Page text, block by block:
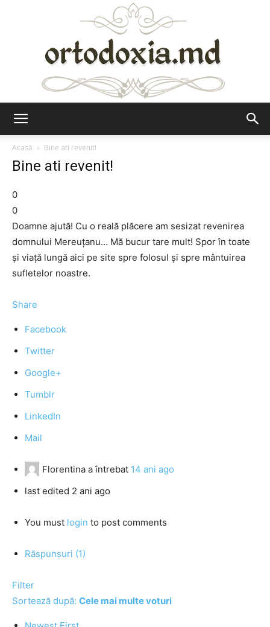
Acasă
Bine ati revenit!
Bine ati revenit!
0
0
Doamne ajută! Cu o reală plăcere am sesizat revenirea
domnului Mereuțanu… Mă bucur tare mult! Spor în toate
și viață lungă aici pe site spre folosul și spre mântuirea
sufletelor noastre.
Share
Facebook
Twitter
Google+
Tumblr
LinkedIn
Mail
Florentina a întrebat 14 ani ago
last edited 2 ani ago
You must login to post comments
Răspunsuri (1)
Filter
Sortează după: Cele mai multe voturi